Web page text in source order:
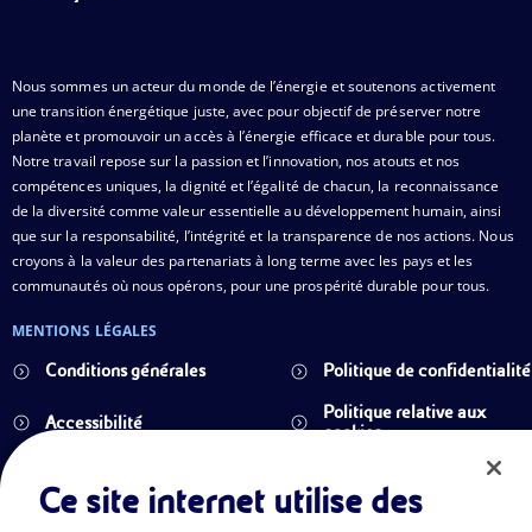
Nous sommes un acteur du monde de l’énergie et soutenons activement
une transition énergétique juste, avec pour objectif de préserver notre
planète et promouvoir un accès à l’énergie efficace et durable pour tous.
Notre travail repose sur la passion et l’innovation, nos atouts et nos
compétences uniques, la dignité et l’égalité de chacun, la reconnaissance
de la diversité comme valeur essentielle au développement humain, ainsi
que sur la responsabilité, l’intégrité et la transparence de nos actions. Nous
croyons à la valeur des partenariats à long terme avec les pays et les
communautés où nous opérons, pour une prospérité durable pour tous.
MENTIONS LÉGALES
Conditions générales
Politique de confidentialité
Accessibilité
Politique relative aux
cookies
Ce site internet utilise des